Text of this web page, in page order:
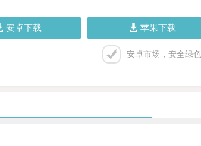
安卓下载 苹果下载
安卓市场，安全绿色